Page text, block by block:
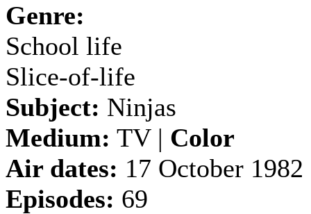
Genre:
School life
Slice-of-life
Subject: Ninjas
Medium: TV | Color
Air dates: 17 October
Episodes: 69